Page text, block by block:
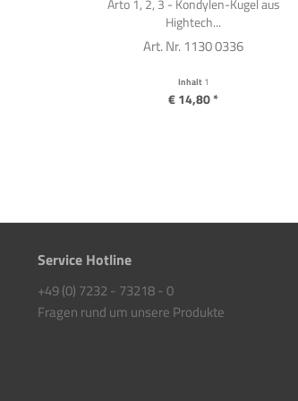
Arto 1, 2, 3 - Kondylen-Kugel aus
Hightech...
Art. Nr. 1130 0336
Inhalt 1
€ 14,80 *
Service Hotline
+49 (0) 7232 - 73218 - 0
Fragen rund um unsere Produkte